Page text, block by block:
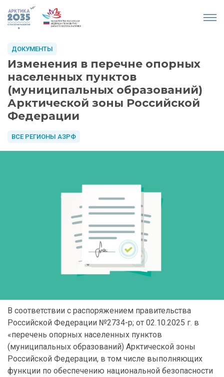
Изменения в перечне опорных
населенных пунктов
(муниципальных образований)
Арктической зоны Российской
Федерации
ВСЕ РЕГИОНЫ АЗРФ
ДОКУМЕНТЫ
В соответствии с распоряжением правительства
Российской Федерации №2734-р; от 02.10.2025 г. в
«перечень опорных населенных пунктов
(муниципальных образований) Арктической зоны
Российской Федерации, в том числе выполняющих
функции по обеспечению национальной безопасности